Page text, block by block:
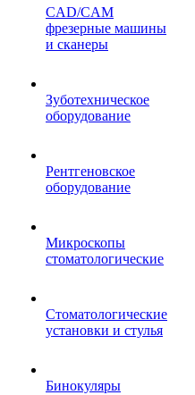
CAD/CAM
фрезерные машины
и сканеры
Зуботехническое
оборудование
Рентгеновское
оборудование
Микроскопы
стоматологические
Стоматологические
установки и стулья
Бинокуляры